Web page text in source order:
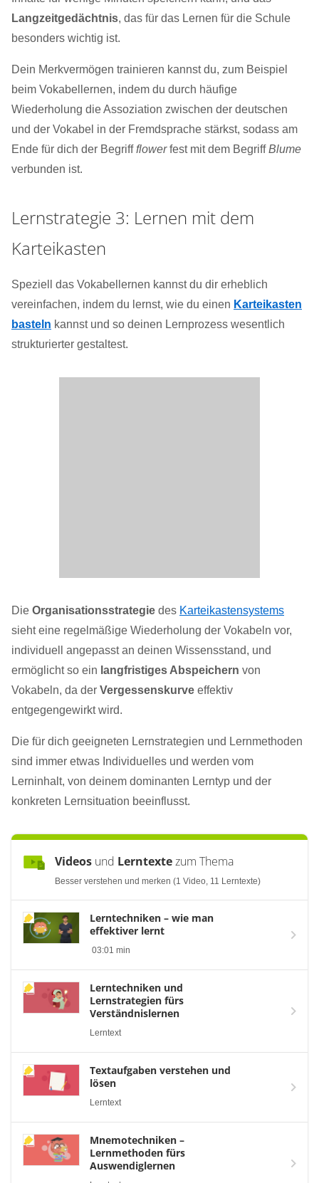
Langzeitgedächtnis, das für das Lernen für die Schule
besonders wichtig ist.
Dein Merkvermögen trainieren kannst du, zum Beispiel
beim Vokabellernen, indem du durch häufige
Wiederholung die Assoziation zwischen der deutschen
und der Vokabel in der Fremdsprache stärkst, sodass am
Ende für dich der Begriffflowerfest mit dem BegriffBlume
verbunden ist.
Lernstrategie 3: Lernen mit dem
Karteikasten
Speziell das Vokabellernen kannst du dir erheblich
vereinfachen, indem du lernst, wie du einen Karteikasten
basteln kannst und so deinen Lernprozess wesentlich
strukturierter gestaltest.
Die Organisationsstrategie des Karteikastensystems
sieht eine regelmäßige Wiederholung der Vokabeln vor,
individuell angepasst an deinen Wissensstand, und
ermöglicht so ein langfristiges Abspeichern von
Vokabeln, da der Vergessenskurve effektiv
entgegengewirkt wird.
Die für dich geeigneten Lernstrategien und Lernmethoden
sind immer etwas Individuelles und werden vom
Lerninhalt, von deinem dominanten Lerntyp und der
konkreten Lernsituation beeinflusst.
Videos und Lerntextezum Thema
Besser verstehen und merken (1 Video, 11 Lerntexte)
Lerntechniken – wie man
effektiver lernt
03:01 min
Lerntechniken und
Lernstrategien fürs
Verständnislernen
Lerntext
Textaufgaben verstehen und
lösen
Lerntext
Mnemotechniken –
Lernmethoden fürs
Auswendiglernen